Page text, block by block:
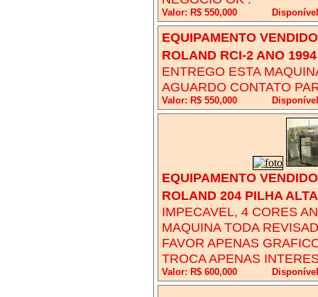
Valor: R$ 550,000
EQUIPAMENTO
ROLAND RCI-2 ANO 1994
ENTREGO ESTA
AGUARDO CONTATO
Valor: R$ 550,000
EQUIPAMENTO
ROLAND 204 PILHA ALTA
IMPECAVEL, 4 CORES
MAQUINA TODA
FAVOR APENAS
TROCA APENAS
Valor: R$ 600,000